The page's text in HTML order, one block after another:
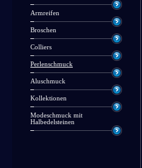
Armreifen
Broschen
Colliers
Perlenschmuck
Aluschmuck
Kollektionen
Modeschmuck mit
Halbedelsteinen